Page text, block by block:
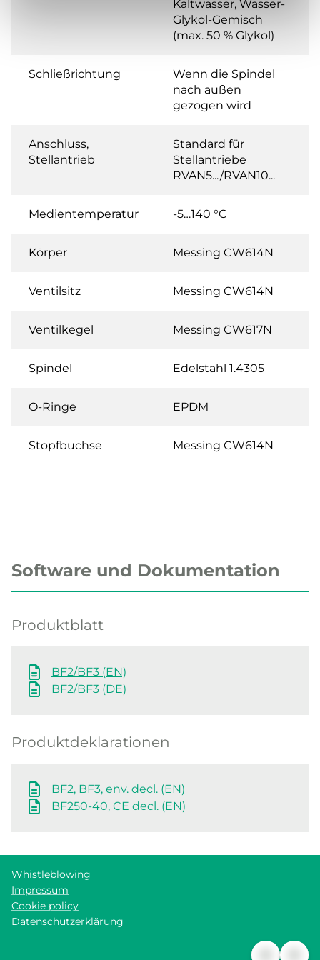
Kaltwasser, Wasser-
Glykol-Gemisch
(max. 50 % Glykol)
Schließrichtung
Wenn die Spindel
nach außen
gezogen wird
Anschluss,
Stellantrieb
Standard für
Stellantriebe
RVAN5.../RVAN10...
Medientemperatur -5…140 °C
Körper Messing CW614N
Ventilsitz Messing CW614N
Ventilkegel Messing CW617N
Spindel Edelstahl 1.4305
O-Ringe EPDM
Stopfbuchse Messing CW614N
Software und Dokumentation
Produktblatt
BF2/BF3 (EN)
BF2/BF3 (DE)
Produktdeklarationen
BF2, BF3, env. decl. (EN)
BF250-40, CE decl. (EN)
Whistleblowing
Impressum
Cookie policy
Datenschutzerklärung